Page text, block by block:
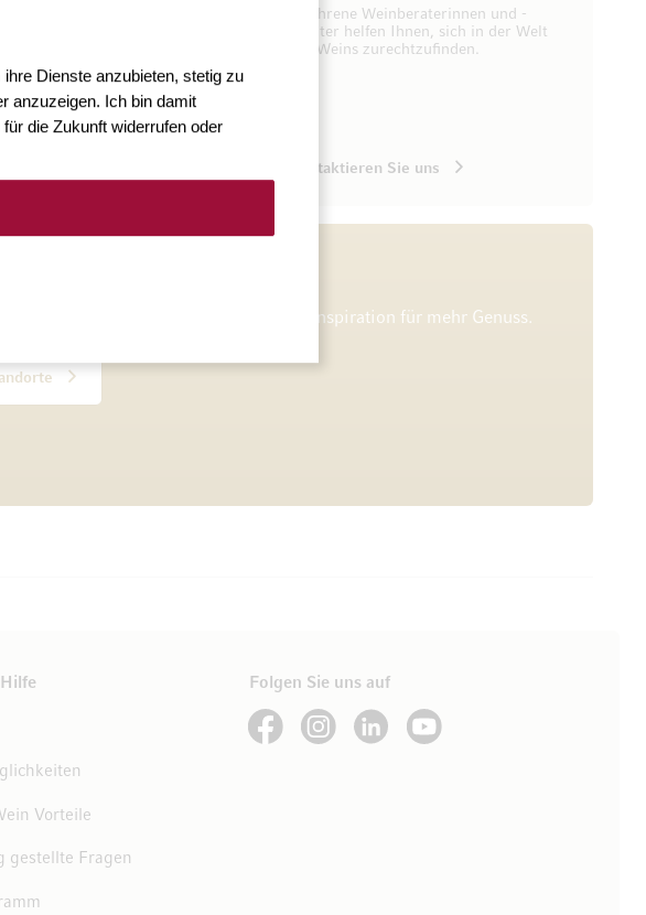
Dienste anzubieten, stetig zu
anzuzeigen. Ich bin damit
die Zukunft widerrufen oder
Erfahrene Weinberaterinnen und -
berater helfen Ihnen, sich in der Welt
des Weins zurechtzufinden.
Kontaktieren Sie uns
Beratung, tägliche Verkostungen und Inspiration für mehr Genuss.
Vorteile
gestellte Fragen
Folgen Sie uns auf
See our FacebookSee our Instagram account
See our LinkedInSee our YouTube channel